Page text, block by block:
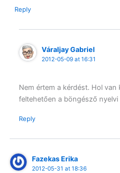
Reply
Váraljay Gabriel
2012-05-09 at 16:31
Nem értem a kérdést. Hol van
feltehetően a böngésző nyelvi
Reply
Fazekas Erika
2012-05-31 at 18:36